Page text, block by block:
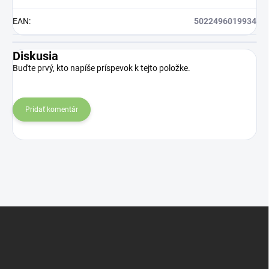
EAN: 5022496019934
Diskusia
Buďte prvý, kto napíše príspevok k tejto položke.
Pridať komentár